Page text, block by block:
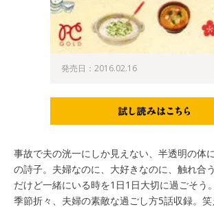
発売日：2016.02.16
事故で夫の洸一にしか見えない、半透明の体
の詩子。夫婦なのに、大好きなのに、触れ合
だけど一緒にいる時を1日1日大切に過ごそう。
季節折々、夫婦の素敵な過ごし方5話収録。